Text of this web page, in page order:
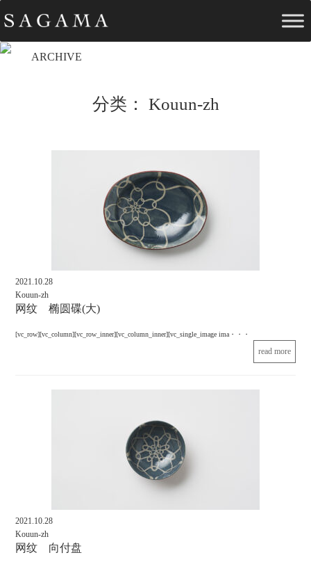
ARCHIVE
分类： Kouun-zh
2021.10.28
Kouun-zh
网纹 椭圆碟(大)
[vc_row][vc_column][vc_row_inner][vc_column_inner][vc_single_image ima・・・
read more
2021.10.28
Kouun-zh
网纹 向付盘